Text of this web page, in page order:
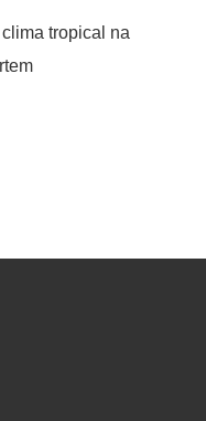
tropical na